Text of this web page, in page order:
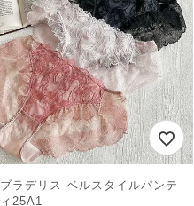
ブラデリス ベルスタイルパンテ
ィ25A1